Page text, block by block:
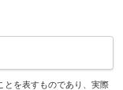
を表すものであり、実際